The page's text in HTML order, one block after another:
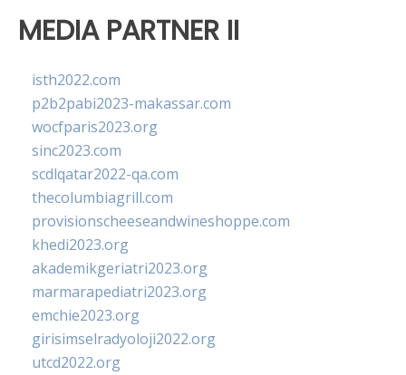
MEDIA PARTNER II
isth2022.com
p2b2pabi2023-makassar.com
wocfparis2023.org
sinc2023.com
scdlqatar2022-qa.com
thecolumbiagrill.com
provisionscheeseandwineshoppe.com
khedi2023.org
akademikgeriatri2023.org
marmarapediatri2023.org
emchie2023.org
girisimselradyoloji2022.org
utcd2022.org